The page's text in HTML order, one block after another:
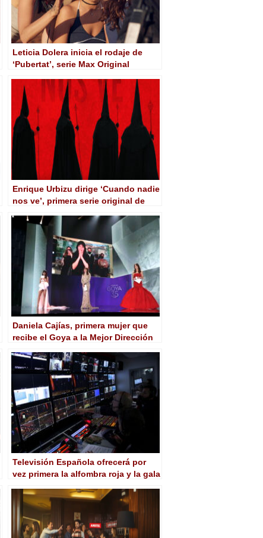
Leticia Dolera inicia el rodaje de
‘Pubertat’, serie Max Original
Enrique Urbizu dirige ‘Cuando nadie
nos ve’, primera serie original de
Garriga
Daniela Cajías, primera mujer que
recibe el Goya a la Mejor Dirección
Televisión Española ofrecerá por
vez primera la alfombra roja y la gala